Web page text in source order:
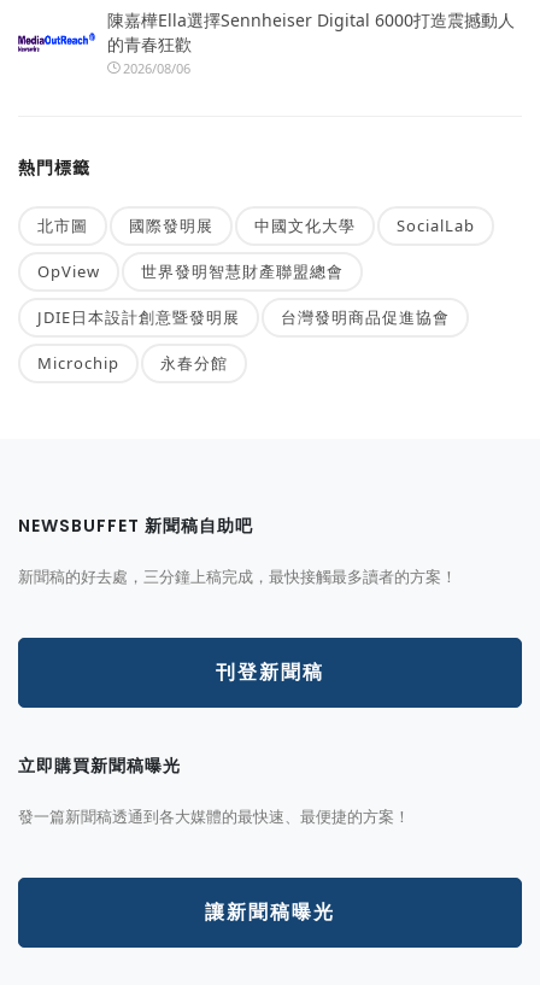
陳嘉樺Ella選擇Sennheiser Digital 6000打造震撼動人
的青春狂歡
2026/08/06
熱門標籤
北市圖 國際發明展 中國文化大學 SocialLab
OpView 世界發明智慧財產聯盟總會
JDIE日本設計創意暨發明展 台灣發明商品促進協會
Microchip 永春分館
NEWSBUFFET 新聞稿自助吧
新聞稿的好去處，三分鐘上稿完成，最快接觸最多讀者的方案！
刊登新聞稿
立即購買新聞稿曝光
發一篇新聞稿透通到各大媒體的最快速、最便捷的方案！
讓新聞稿曝光